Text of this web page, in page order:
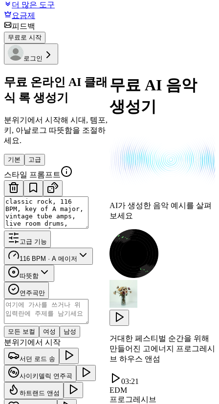
더 많은 도구
요금제
피드백
무료로 시작
로그인
무료 온라인 AI 클래
식 록 생성기
분위기에서 시작해 시대, 템포,
키, 아날로그 따뜻함을 조절하
세요.
기본 고급
스타일 프롬프트
고급 기능
116 BPM · A 메이저
따뜻함
연주곡만
모든 보컬 여성 남성
분위기에서 시작
서던 로드 송
사이키델릭 연주곡
하트랜드 앤섬
무료 AI 음악
생성기
AI가 생성한 음악 예시를 살펴
보세요
거대한 페스티벌 순간을 위해
만들어진 고에너지 프로그레시
브 하우스 앤섬
03:21
EDM
프로그레시브